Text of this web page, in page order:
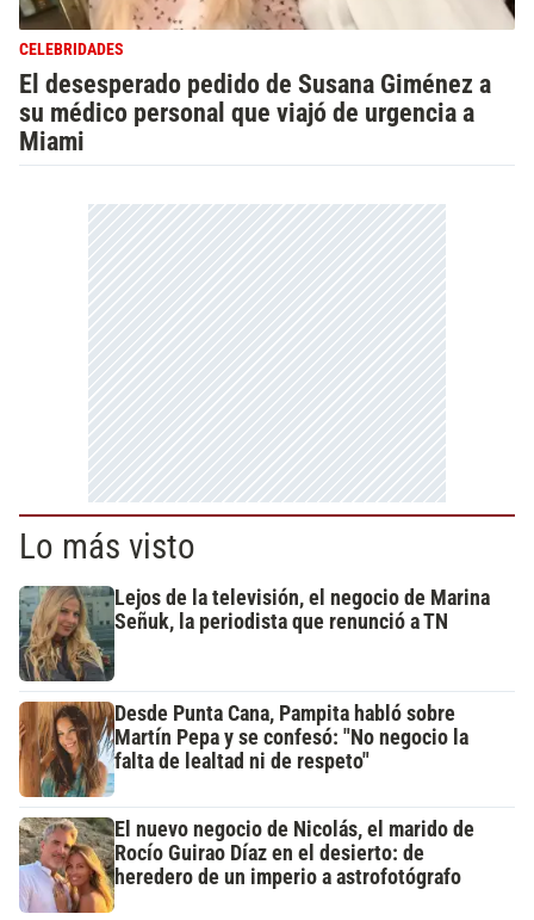
CELEBRIDADES
El desesperado pedido de Susana Giménez a
su médico personal que viajó de urgencia a
Miami
Lo más visto
Lejos de la televisión, el negocio de Marina
Señuk, la periodista que renunció a TN
Desde Punta Cana, Pampita habló sobre
Martín Pepa y se confesó: "No negocio la
falta de lealtad ni de respeto"
El nuevo negocio de Nicolás, el marido de
Rocío Guirao Díaz en el desierto: de
heredero de un imperio a astrofotógrafo